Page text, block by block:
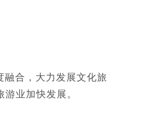
合，大力发展文化旅
业加快发展。